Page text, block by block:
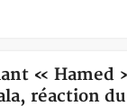
« Hamed
réaction